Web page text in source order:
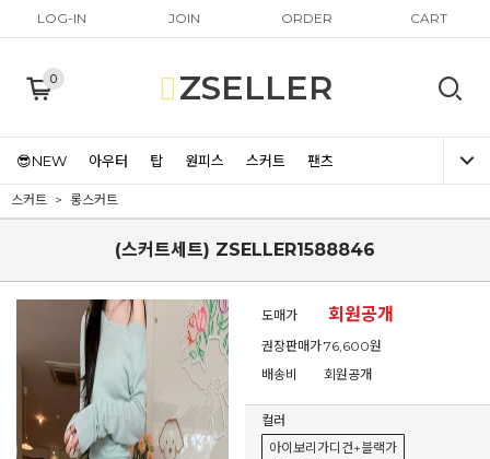
LOG-IN JOIN ORDER CART
0 ZSELLER
😎NEW 아우터 탑 원피스 스커트 팬츠
스커트 롱스커트
(스커트세트) ZSELLER1588846
도매가 회원공개
권장판매가76,600원
배송비
회원공개
컬러
아이보리가디건+블랙가